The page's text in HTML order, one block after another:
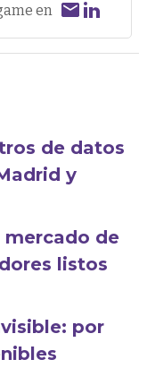
en
de datos
y
mercado de
listos
por